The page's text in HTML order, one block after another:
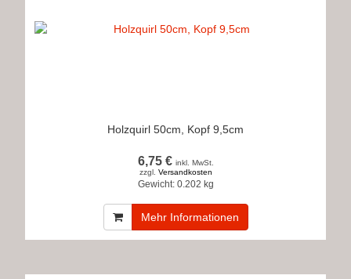
Holzquirl 50cm, Kopf 9,5cm
6,75 € inkl. MwSt.
zzgl. Versandkosten
Gewicht: 0.202 kg
Mehr Informationen